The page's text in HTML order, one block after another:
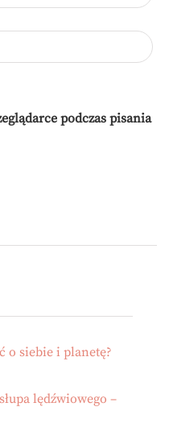
podczas pisania
o siebie i planetę?
lędźwiowego –